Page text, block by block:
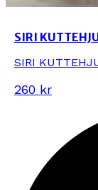
SIRI
SIRI
260 kr